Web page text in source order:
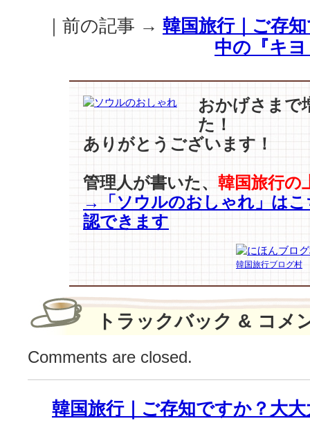
漁
村
編
ユ・
特
有
の
さ
と
愉
快
魅
率
1
｜前の記事 → 韓国旅行｜ご存
中の『キ
おかげさまで
た！
ありがとうございます！
管理人が書いた、 韓国旅行の
→「ソウルのおしゃれ」はこ
認できます
韓国旅行ブログ村
トラックバック & コメ
Comments are closed.
韓国旅行｜ご存知ですか？大